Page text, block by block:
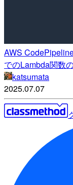
AWS
でのLambda関数
katsumata
2025.07.07